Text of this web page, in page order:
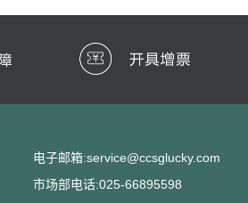
电子邮箱:service@ccsglucky.com
市场部电话:025-66895598